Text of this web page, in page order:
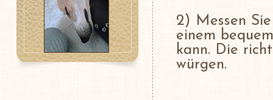
2) Messen
einem
kann. Die
würgen.